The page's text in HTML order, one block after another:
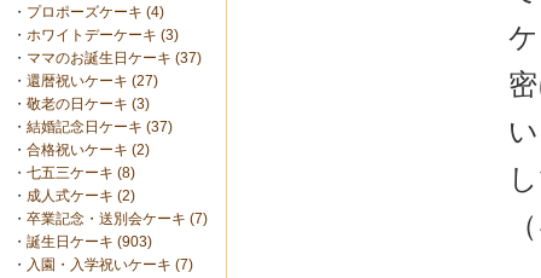
・ プロポーズケーキ (4)
・ ホワイトデーケーキ (3)
・ ママのお誕生日ケーキ (37)
・ 還暦祝いケーキ (27)
・ 敬老の日ケーキ (3)
・ 結婚記念日ケーキ (37)
・ 合格祝いケーキ (2)
・ 七五三ケーキ (8)
・ 成人式ケーキ (2)
・ 卒業記念・送別会ケーキ (7)
・ 誕生日ケーキ (903)
・ 入園・入学祝いケーキ (7)